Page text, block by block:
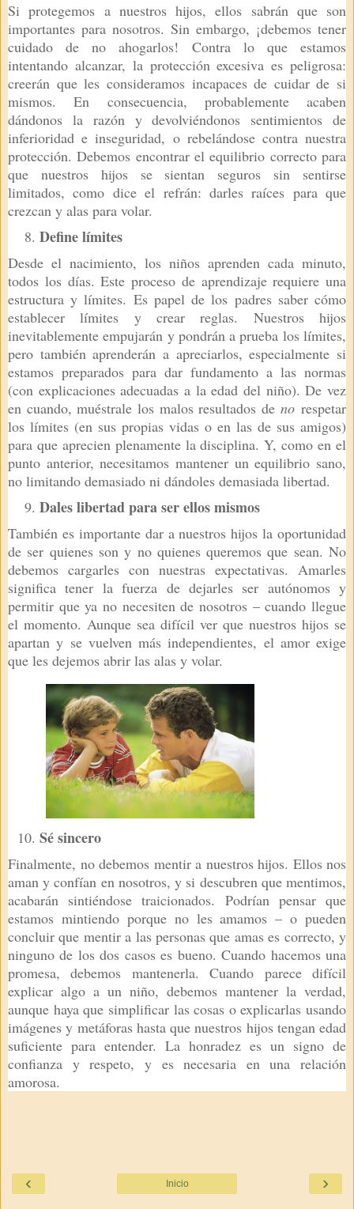
Si protegemos a nuestros hijos, ellos sabrán que son
importantes para nosotros. Sin embargo, ¡debemos tener
cuidado de no ahogarlos! Contra lo que estamos
intentando alcanzar, la protección excesiva es peligrosa:
creerán que les consideramos incapaces de cuidar de si
mismos. En consecuencia, probablemente acaben
dándonos la razón y devolviéndonos sentimientos de
inferioridad e inseguridad, o rebelándose contra nuestra
protección. Debemos encontrar el equilibrio correcto para
que nuestros hijos se sientan seguros sin sentirse
limitados, como dice el refrán: darles raíces para que
crezcan y alas para volar.
Define límites
Desde el nacimiento, los niños aprenden cada minuto,
todos los días. Este proceso de aprendizaje requiere una
estructura y límites. Es papel de los padres saber cómo
establecer límites y crear reglas. Nuestros hijos
inevitablemente empujarán y pondrán a prueba los límites,
pero también aprenderán a apreciarlos, especialmente si
estamos preparados para dar fundamento a las normas
(con explicaciones adecuadas a la edad del niño). De vez
en cuando, muéstrale los malos resultados deno respetar
los límites (en sus propias vidas o en las de sus amigos)
para que aprecien plenamente la disciplina. Y, como en el
punto anterior, necesitamos mantener un equilibrio sano,
no limitando demasiado ni dándoles demasiada libertad.
Dales libertad para ser ellos mismos
También es importante dar a nuestros hijos la oportunidad
de ser quienes son y no quienes queremos que sean. No
debemos cargarles con nuestras expectativas. Amarles
significa tener la fuerza de dejarles ser autónomos y
permitir que ya no necesiten de nosotros – cuando llegue
el momento. Aunque sea difícil ver que nuestros hijos se
apartan y se vuelven más independientes, el amor exige
que les dejemos abrir las alas y volar.
Sé sincero
Finalmente, no debemos mentir a nuestros hijos. Ellos nos
aman y confían en nosotros, y si descubren que mentimos,
acabarán sintiéndose traicionados. Podrían pensar que
estamos mintiendo porque no les amamos – o pueden
concluir que mentir a las personas que amas es correcto, y
ninguno de los dos casos es bueno. Cuando hacemos una
promesa, debemos mantenerla. Cuando parece difícil
explicar algo a un niño, debemos mantener la verdad,
aunque haya que simplificar las cosas o explicarlas usando
imágenes y metáforas hasta que nuestros hijos tengan edad
suficiente para entender. La honradez es un signo de
confianza y respeto, y es necesaria en una relación
amorosa.
‹ ›
Inicio